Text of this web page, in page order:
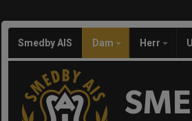
Smedby AIS Dam Herr